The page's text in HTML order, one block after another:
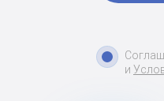
и